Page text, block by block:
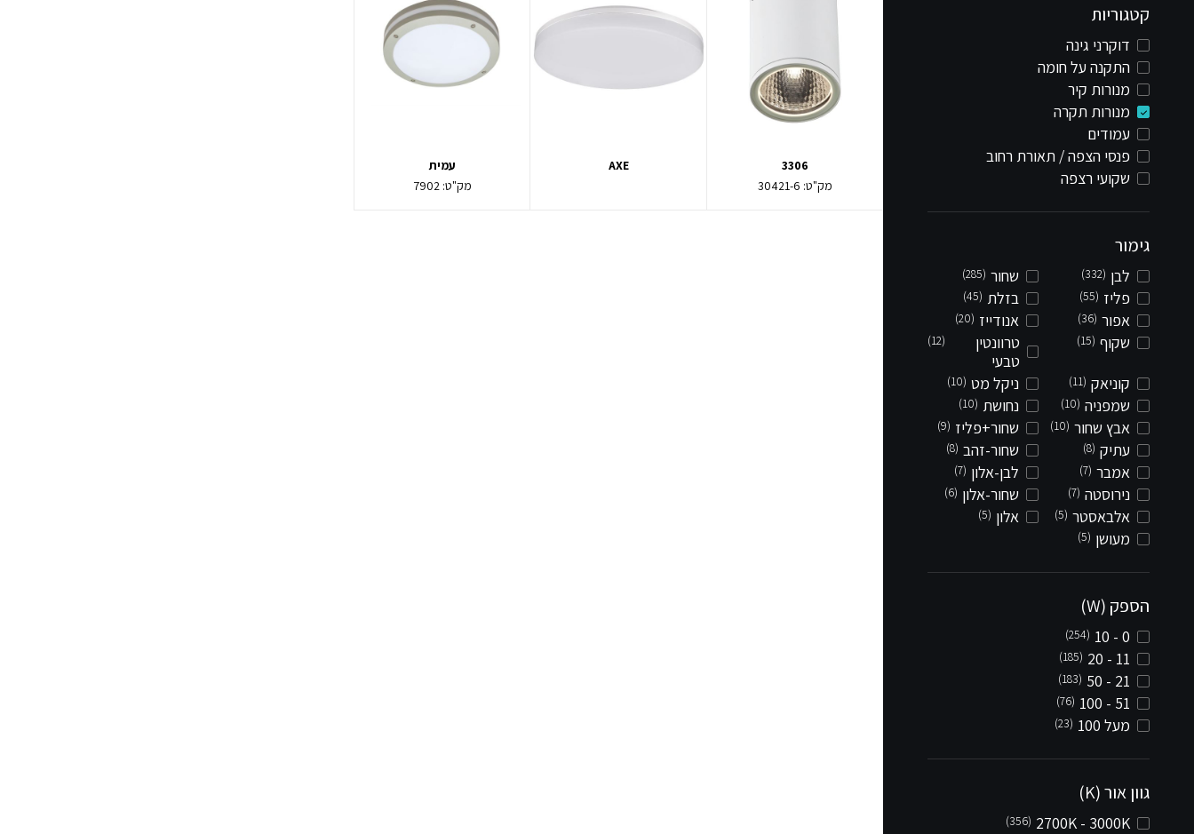
קטגוריות
דוקרני גינה
התקנה על חומה
מנורות קיר
מנורות תקרה
עמודים
פנסי הצפה / תאורת רחוב
שקועי רצפה
גימור
לבן (332) שחור (285)
פליז (55) בזלת (45)
אפור (36) אנודייז (20)
שקוף (15)
טרוונטין
טבעי
(12)
קוניאק (11) ניקל מט (10)
שמפניה (10) נחושת (10)
אבץ שחור (10) שחור+פליז (9)
עתיק (8) שחור-זהב (8)
אמבר (7) לבן-אלון (7)
נירוסטה (7) שחור-אלון (6)
אלבאסטר (5) אלון (5)
מעושן (5)
הספק (W)
0 - 10
(254)
11 - 20
(185)
21 - 50
(183)
51 - 100
(76)
מעל 100 (23)
גוון אור (K)
2700K - 3000K
(356)
3306
מק"ט: 30421-6
AXE
עמית
מק"ט:7902